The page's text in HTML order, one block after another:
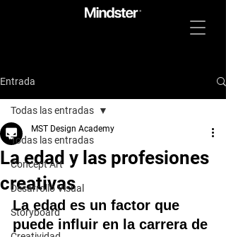
Entrada
Todas las entradas
Concept Art
Desarrollo Visual
Storyboard
Todas las entradas
La edad y las profesiones
creativas
MST Design Academy
La edad es un factor que
puede influir en la carrera de